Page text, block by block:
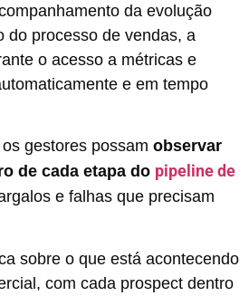
da evolução
do processo de vendas, a
o acesso a métricas e
e em tempo
gestores possam observar
de cada etapa do pipeline de
e falhas que precisam
sobre o que está acontecendo
com cada prospect dentro